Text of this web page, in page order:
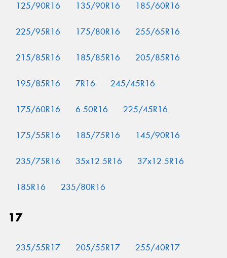
125/90R16 135/90R16 185/60R16
225/95R16 175/80R16 255/65R16
215/85R16 185/85R16 205/85R16
195/85R16 7R16 245/45R16
175/60R16 6.50R16 225/45R16
175/55R16 185/75R16 145/90R16
235/75R16 35x12.5R16 37x12.5R16
185R16 235/80R16
17
235/55R17 205/55R17 255/40R17